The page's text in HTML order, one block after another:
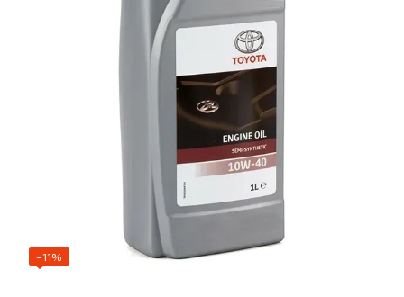
−11%